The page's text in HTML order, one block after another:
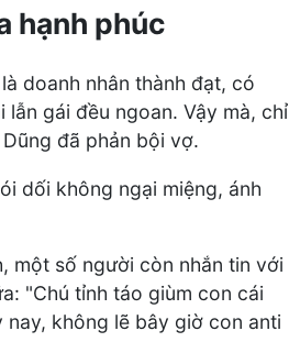
hạnh phúc
doanh nhân thành đạt, có
gái đều ngoan. Vậy mà, chỉ
đã phản bội vợ.
dối không ngại miệng, ánh
một số người còn nhắn tin với
"Chú tỉnh táo giùm con cái
không lẽ bây giờ con anti